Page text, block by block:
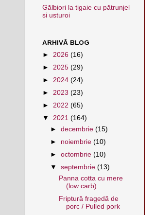
Gălbiori la tigaie cu pătrunjel
si usturoi
ARHIVĂ BLOG
► 2026 (16)
► 2025 (29)
► 2024 (24)
► 2023 (23)
► 2022 (65)
▼ 2021 (164)
►decembrie(15)
► noiembrie(10)
►octombrie(10)
▼septembrie(13)
Panna cotta cu mere
(low carb)
Friptură fragedă de
porc / Pulled pork